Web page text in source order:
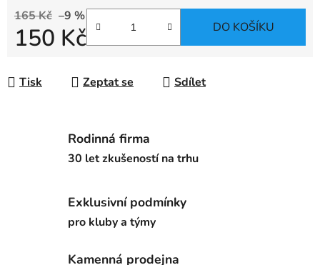
165 Kč –9 %
150 Kč DO KOŠÍKU
Tisk Zeptat se Sdílet
Rodinná firma
30 let zkušeností na trhu
Exklusivní podmínky
pro kluby a týmy
Kamenná prodejna